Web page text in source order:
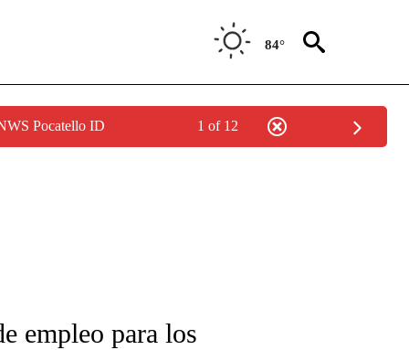
84°
Pocatello ID 1 of 12
ABOUT NEW PAGES ON "CNN-SPANISH".
empleo para los